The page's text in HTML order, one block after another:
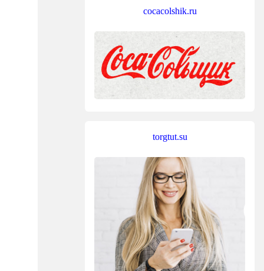
cocacolshik.ru
torgtut.su